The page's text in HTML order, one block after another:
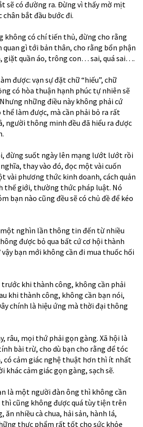
sẽ có đường ra. Đừng vì thấy mờ mịt
bắt đầu bước đi.
không có chí tiến thủ, đừng cho rằng
gì tới bản thân, cho rằng bổn phận
giặt quần áo, trông con… sai, quá sai….
được: vạn sự đặt chữ “hiếu”, chữ
có hòa thuận hạnh phúc tự nhiên sẽ
những điều này không phải cứ
làm được, mà cần phải bỏ ra rất
người thông minh đều đã hiểu ra được
đừng suốt ngày lên mạng lướt lướt rồi
thay vào đó, đọc một vài cuốn
vài phương thức kinh doanh, cách quản
thế giới, thường thức pháp luật. Nó
bạn nào cũng đều sẽ có chủ đề để kéo
một nghìn lần thông tin đến từ nhiều
được bỏ qua bất cứ cơ hội thành
vậy bạn mới không cần đi mua thuốc hối
trước khi thành công, không cần phải
khi thành công, không cần bạn nói,
chính là hiệu ứng mà thời đại thông
râu, mọi thứ phải gọn gàng. Xã hội là
bài trừ, cho dù bạn cho rằng để tóc
có cảm giác nghệ thuật hơn thì ít nhất
khác cảm giác gọn gàng, sạch sẽ.
là một người đàn ông thì không cần
cũng không được quá tùy tiện trên
ăn nhiều cà chua, hải sản, hành lá,
thực phẩm rất tốt cho sức khỏe